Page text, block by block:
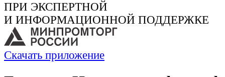
ПРИ ЭКСПЕРТНОЙ
И ИНФОРМАЦИОННОЙ ПОДДЕРЖКЕ
Скачать приложение